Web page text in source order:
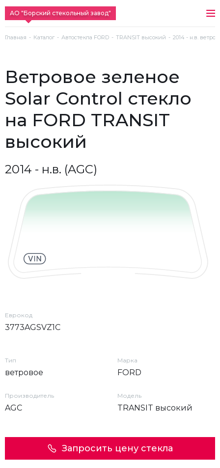
АО "Борский стекольный завод"
Главная Каталог Автостекла FORD TRANSIT высокий 2014 - н.в.
ветровое зеленое
Solar Control стекло
на FORD TRANSIT
высокий
2014 - н.в. (AGC)
Еврокод
3773AGSVZ1C
Тип
ветровое
Марка
FORD
Производитель
AGC
Модель
TRANSIT высокий
Запросить цену стекла